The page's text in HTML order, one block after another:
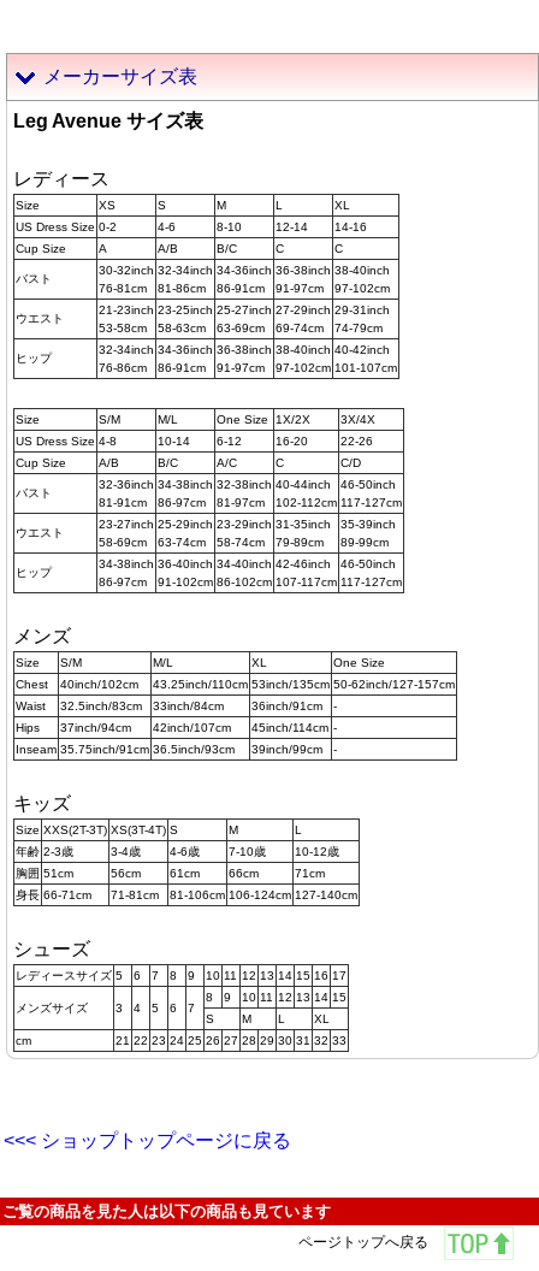
メーカーサイズ表
Leg Avenue サイズ表
レディース
Size XS S M L
XL
US Dress Size 0-2 4-6 8-10 12-14
14-16
Cup Size
A A/B B/C C C
バスト
30-32inch
76-81cm
32-34inch
81-86cm
34-36inch
86-91cm
36-38inch
91-97cm
38-40inch
97-102cm
ウエスト
21-23inch
53-58cm
23-25inch
58-63cm
25-27inch
63-69cm
27-29inch
69-74cm
29-31inch
74-79cm
ヒップ
32-34inch
76-86cm
34-36inch
86-91cm
36-38inch
91-97cm
38-40inch
97-102cm
40-42inch
101-107cm
Size S/M M/L One Size 1X/2X
3X/4X
US Dress Size 4-8 10-14 6-12 16-20
22-26
Cup Size
A/B B/C A/C C C/D
バスト
32-36inch
81-91cm
34-38inch
86-97cm
32-38inch
81-97cm
40-44inch
102-112cm
46-50inch
117-127cm
ウエスト
23-27inch
58-69cm
25-29inch
63-74cm
23-29inch
58-74cm
31-35inch
79-89cm
35-39inch
89-99cm
ヒップ
34-38inch
86-97cm
36-40inch
91-102cm
34-40inch
86-102cm
42-46inch
107-117cm
46-50inch
117-127cm
メンズ
Size S/M M/L XL
One Size
Chest
40inch/102cm 43.25inch/110cm 53inch/135cm 50-62inch/127-157cm
Waist
32.5inch/83cm 33inch/84cm 36inch/91cm
-
Hips
37inch/94cm 42inch/107cm 45inch/114cm -
Inseam 35.75inch/91cm 36.5inch/93cm 39inch/99cm -
キッズ
Size XXS(2T-3T) XS(3T-4T) S M
L
年齢 2-3歳 3-4歳 4-6歳 7-10歳
10-12歳
胸囲 51cm 56cm 61cm 66cm
71cm
身長 66-71cm 71-81cm 81-106cm 106-124cm 127-140cm
シューズ
レディースサイズ 5 6 7 8 9 10 11 12 13 14 15 16 17
メンズサイズ 3 4 5 6 7
8 9 10 11 12 13 14 15
S
M L
XL
cm
21 22 23 24 25 26 27 28 29 30 31 32 33
<<< ショップトップページに戻る
ご覧の商品を見た人は以下の商品も見ています
ページトップへ戻る